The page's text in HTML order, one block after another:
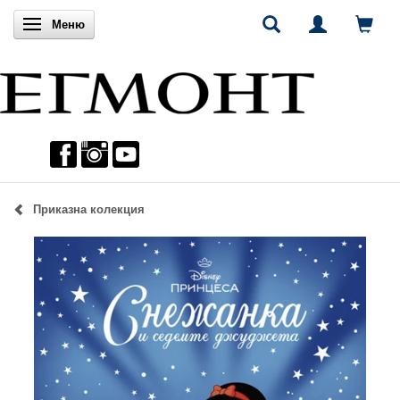
Включи навигацията
Меню
Приказна колекция